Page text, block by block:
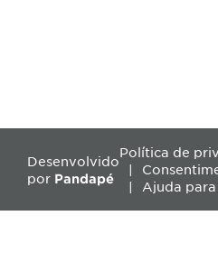
Desenvolvido
por Pandapé
Política de
Ajuda